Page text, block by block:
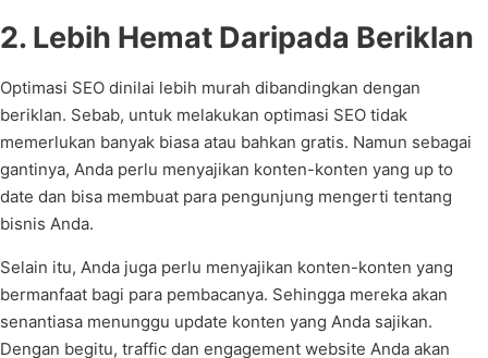
2. Lebih Hemat Daripada Beriklan
Optimasi SEO dinilai lebih murah dibandingkan dengan
beriklan. Sebab, untuk melakukan optimasi SEO tidak
memerlukan banyak biasa atau bahkan gratis. Namun sebagai
gantinya, Anda perlu menyajikan konten-konten yang up to
date dan bisa membuat para pengunjung mengerti tentang
bisnis Anda.
Selain itu, Anda juga perlu menyajikan konten-konten yang
bermanfaat bagi para pembacanya. Sehingga mereka akan
senantiasa menunggu update konten yang Anda sajikan.
Dengan begitu, traffic dan engagement website Anda akan